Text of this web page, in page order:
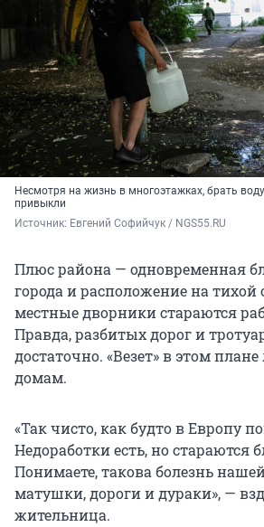
Несмотря на жизнь в многоэтажках, брать
привыкли
Источник: Евгений Софийчук / NGS55.RU
Плюс района — одновременная
города и расположение на
местные дворники стараются
Правда, разбитых дорог и
достаточно. «Везет» в этом
домам.
«Так чисто, как будто в Европу
Недоработки есть, но стараются
Понимаете, такова болезнь
матушки, дороги и дураки», —
жительница.